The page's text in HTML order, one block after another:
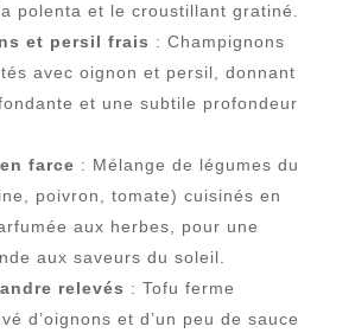
polenta et le croustillant gratiné.
et persil frais : Champignons
avec oignon et persil, donnant
et une subtile profondeur
farce : Mélange de légumes du
poivron, tomate) cuisinés en
aux herbes, pour une
aux saveurs du soleil.
relevés : Tofu ferme
d’oignons et d’un peu de sauce